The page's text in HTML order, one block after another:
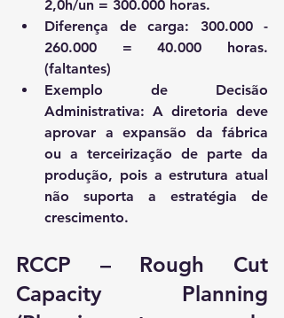
2,0h/un = 300.000 horas.
Diferença de carga: 300.000 -
260.000 = 40.000 horas.
(faltantes)
Exemplo de Decisão
Administrativa: A diretoria deve
aprovar a expansão da fábrica
ou a terceirização de parte da
produção, pois a estrutura atual
não suporta a estratégia de
crescimento.
RCCP – Rough Cut
Capacity Planning